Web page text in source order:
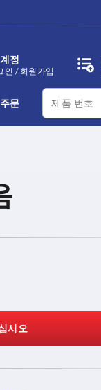
정
인 / 회원가입
문
productCode
시오